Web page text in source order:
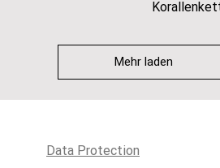
Mehr laden
Data Protection